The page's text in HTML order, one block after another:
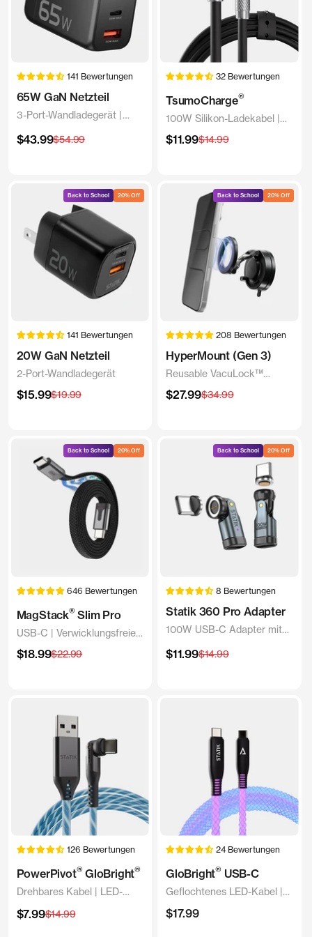
141 Bewertungen
65W GaN Netzteil
3-Port-Wandladegerät |
Angebotspreis
$43.99Regulärer
$54.99
32 Bewertungen
TsumoCharge®
100W Silikon-Ladekabel |
Schwarz
Angebotspreis
$11.99Regulärer
$14.99
Back to School 20% Off
141 Bewertungen
20W GaN Netzteil
2-Port-Wandladegerät
Angebotspreis
$15.99Regulärer
$19.99
Back to School 20% Off
208 Bewertungen
HyperMount (Gen 3)
Reusable VacuLock™
Magnetic Mount
Angebotspreis
$27.99Regulärer
$34.99
Back to School 20% Off
646 Bewertungen
MagStack®Slim Pro
USB-C | Verwicklungsfreies
Magnet-Nylon | Schnelles
Laden
Angebotspreis
$18.99Regulärer
$22.99
Back to School 20% Off
8 Bewertungen
Statik 360 Pro Adapter
100W USB-C Adapter mit
Synchronisierungsfunktion
Angebotspreis
$11.99Regulärer
$14.99
126 Bewertungen
PowerPivot®GloBright®
Drehbares Kabel | LED-
Angebotspreis
$7.99Regulärer
$14.99
24 Bewertungen
GloBright®USB-C
Geflochtenes LED-Kabel |
100W BlitzCharge | USB-C
Angebotspreis
$17.99